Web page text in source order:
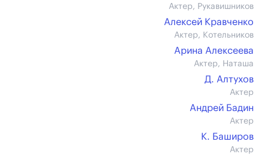
Актер, Рукавишников
Алексей Кравченко
Актер, Котельников
Арина Алексеева
Актер, Наташа
Д. Алтухов
Актер
Андрей Бадин
Актер
К. Баширов
Актер